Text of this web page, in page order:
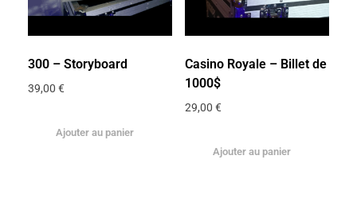
300 – Storyboard
39,00 €
Ajouter au panier
Casino Royale – Billet de
1000$
29,00 €
Ajouter au panier